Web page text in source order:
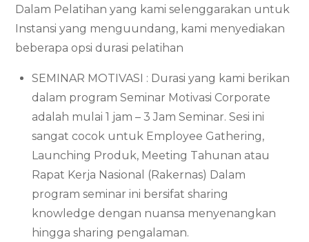
Dalam Pelatihan yang kami selenggarakan untuk
Instansi yang menguundang, kami menyediakan
beberapa opsi durasi pelatihan
SEMINAR MOTIVASI : Durasi yang kami berikan
dalam program Seminar Motivasi Corporate
adalah mulai 1 jam – 3 Jam Seminar. Sesi ini
sangat cocok untuk Employee Gathering,
Launching Produk, Meeting Tahunan atau
Rapat Kerja Nasional (Rakernas) Dalam
program seminar ini bersifat sharing
knowledge dengan nuansa menyenangkan
hingga sharing pengalaman.